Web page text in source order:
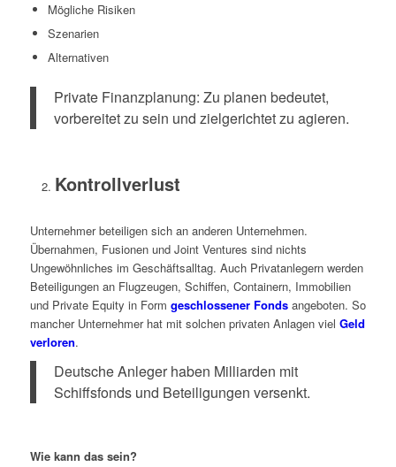
Mögliche Risiken
Szenarien
Alternativen
Private Finanzplanung: Zu planen bedeutet,
vorbereitet zu sein und zielgerichtet zu agieren.
Kontrollverlust
Unternehmer beteiligen sich an anderen Unternehmen.
Übernahmen, Fusionen und Joint Ventures sind nichts
Ungewöhnliches im Geschäftsalltag. Auch Privatanlegern werden
Beteiligungen an Flugzeugen, Schiffen, Containern, Immobilien
und Private Equity in Form geschlossener Fonds angeboten. So
mancher Unternehmer hat mit solchen privaten Anlagen viel Geld
verloren.
Deutsche Anleger haben Milliarden mit
Schiffsfonds und Beteiligungen versenkt.
Wie kann das sein?